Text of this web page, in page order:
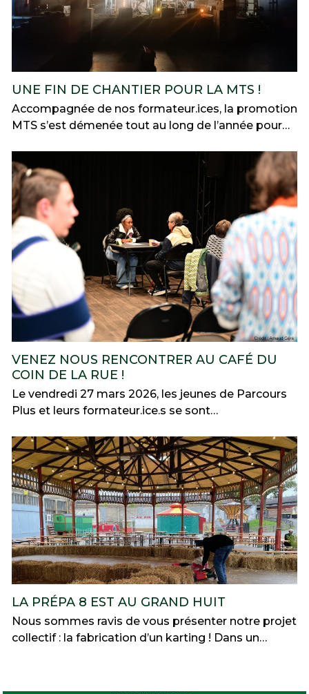
UNE FIN DE CHANTIER POUR LA MTS !
Accompagnée de nos formateur.ices, la promotion
MTS s’est démenée tout au long de l’année pour…
VENEZ NOUS RENCONTRER AU CAFÉ DU
COIN DE LA RUE !
Le vendredi 27 mars 2026, les jeunes de Parcours
Plus et leurs formateur.ice.s se sont…
LA PRÉPA 8 EST AU GRAND HUIT
Nous sommes ravis de vous présenter notre projet
collectif : la fabrication d’un karting ! Dans un…